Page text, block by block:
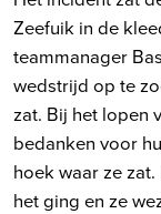
Zeefuik in de
teammanager
wedstrijd op te
zat. Bij het lopen
bedanken voor
hoek waar ze
het ging en ze